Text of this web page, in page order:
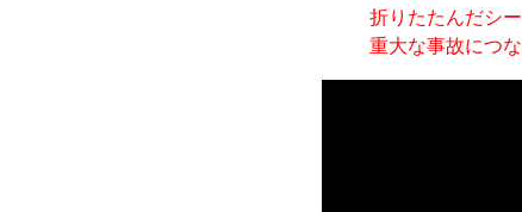
折りたたんだシ
重大な事故につ